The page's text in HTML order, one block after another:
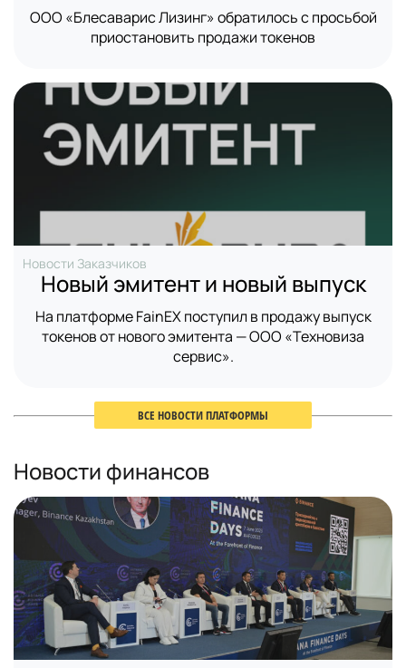
ООО «Блесаварис Лизинг» обратилось с просьбой
приостановить продажи токенов
Новости Заказчиков
Новый эмитент и новый выпуск
На платформе FainEX поступил в продажу выпуск
токенов от нового эмитента — ООО «Техновиза
сервис».
ВСЕ НОВОСТИ ПЛАТФОРМЫ
Новости финансов